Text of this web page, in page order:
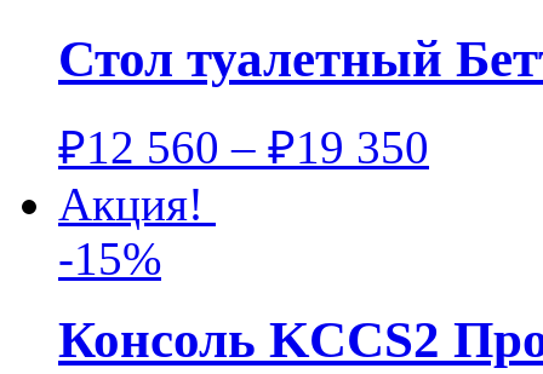
Стол туалетный
₽12 560 – ₽19 350
Акция!
-15%
Консоль KCCS2